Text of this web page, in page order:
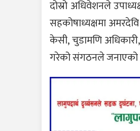
दोस्रो अधिवेशनले
सहकोषाध्यक्षमा
केसी, चुडामणि अधिकारी,
गरेको संगठनले जनाएको